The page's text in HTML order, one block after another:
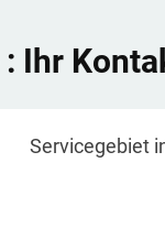
: Ihr
Servicegebiet